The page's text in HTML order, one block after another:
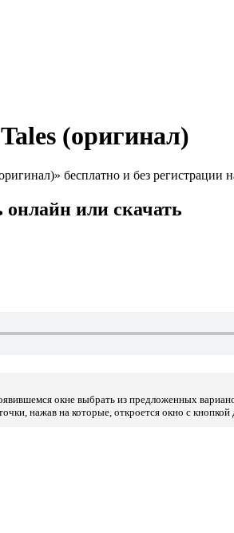
(оригинал)
бесплатно и без регистрации
или скачать
окне выбрать из предложенных
нажав на которые, откроется окно с